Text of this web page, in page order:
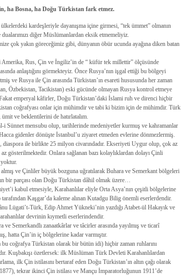
ha Bosna, ha Doğu Türkistan fark etmez.
kardeşleriyle dayanışma içine girmesi, “tek ümmet” olmanın
diğer Müslümanlardan eksik etmemeliyiz.
çok yakın göreceğimiz gibi, dünyanın öbür ucunda ayağına diken batan
Rus, Çin ve İngiliz’in de “ küfür tek millettir” ölçüsünde
anlaştığını görmekteyiz. Önce Rusya’nın işgal ettiği bu bölgeyi
ve Rusya ile Çin arasında Türkistan’ın esareti hususunda her zaman
Özbekistan, Tacikistan) eski gücünde olmayan Rusya kontrol etmeye
emperyal kâfirler, Doğu Türkistan’daki İslami ruh ve direnci hiçbir
coğrafyası onlar için mühimdir ve tabi ki bizim için de mühimdir. Türk
ve beklentilerini de hatırlatalım.
Sünnet mensubu olup, tarihlerinde medeniyetler kurmuş ve kahramanlar
gidenler dönüşte İstanbul’u ziyaret etmeden evlerine dönmezlermiş.
ile birlikte 25 milyon civarındadır. Ekseriyeti Uygur olup, çok az
gösterilmektedir. Onlara sağlanan bazı kolaylıklardan dolayı Çinli
ve Çinliler büyük bozguna uğratılarak Buhara ve Semerkant bölgeleri
bir parçası olan Doğu Türkistan dâhil olmak üzere…
kabul etmesiyle, Karahanlılar eliyle Orta Asya’nın çeşitli bölgelerine
Kaşgar’da kaleme alınan Kutadgu Bilig önemli eserlerdendir.
Lügati’t-Türk, Edip Ahmet Yükneki’nin yazdığı Atabet-ül Hakayık ve
devrinin kıymetli eserlerindendir.
Semerkandlı zanaatkârlar ve tâcirler arasında yayılmış ve ticarî
hatta Çin’in iç bölgelerine kadar varmıştır.
coğrafya Türkistan olarak bir bütün idi) hiçbir zaman ruhlarını
Kuşbakışı özetlersek: ilk Müslüman Türk Devleti Karahanlılardan
ilk Çin istilasını bertaraf eden Doğu Türkistan’ın altın çağı olarak
tekrar ikinci Çin istilası ve Mançu İmparatorluğunun 1911’de